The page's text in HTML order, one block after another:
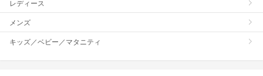
レディース
メンズ
キッズ／ベビー／マタニティ